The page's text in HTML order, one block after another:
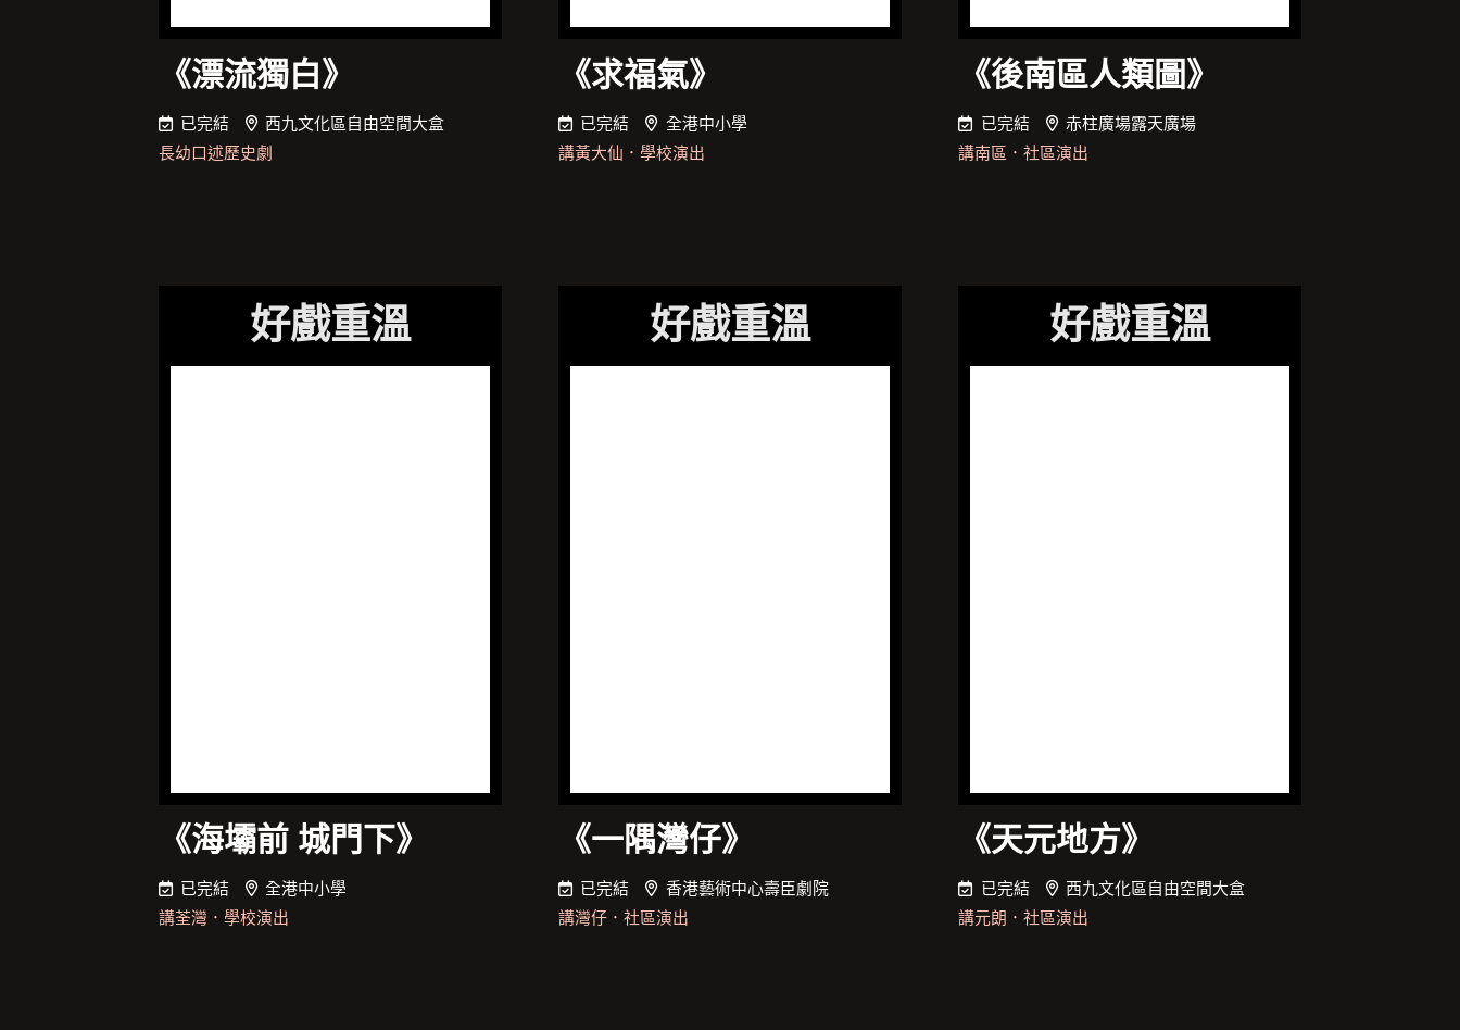
《漂流獨白》
已完結
西九文化區自由空間大盒
長幼口述歷史劇
《求福氣》
已完結
全港中小學
講黃大仙 ． 學校演出
《後南區人類圖》
已完結
赤柱廣場露天廣場
講南區 ．社區演出
好戲重溫
《海壩前 城門下》
已完結
全港中小學
講荃灣 ． 學校演出
好戲重溫
《一隅灣仔》
已完結
香港藝術中心壽臣劇院
講灣仔． 社區演出
好戲重溫
《天元地方》
已完結
西九文化區自由空間大盒
講元朗 ．社區演出